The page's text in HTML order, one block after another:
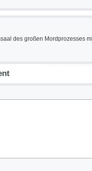
des großen Mordprozesses